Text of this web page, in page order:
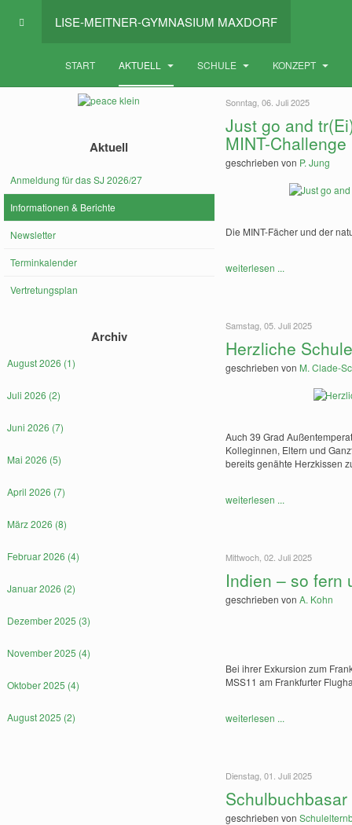
LISE-MEITNER-GYMNASIUM MAXDORF
START AKTUELL SCHULE KONZEPT
Sonntag, 06. Juli 2025
Just go and
MINT-Challenge
geschrieben von P. Jung
Die MINT-Fächer und der
weiterlesen ...
Samstag, 05. Juli 2025
Herzliche
geschrieben von M. Clade-
Auch 39 Grad
Kolleginnen, Eltern und
bereits genähte Herzkissen
weiterlesen ...
Mittwoch, 02. Juli 2025
Indien – so fern
geschrieben von A. Kohn
Bei ihrer Exkursion zum
MSS11 am Frankfurter
weiterlesen ...
Dienstag, 01. Juli 2025
geschrieben von
Aktuell
Anmeldung für das SJ 2026/27
Informationen & Berichte
Newsletter
Terminkalender
Vertretungsplan
Archiv
August 2026 (1)
Juli 2026 (2)
Juni 2026 (7)
Mai 2026 (5)
April 2026 (7)
März 2026 (8)
Februar 2026 (4)
Januar 2026 (2)
Dezember 2025 (3)
November 2025 (4)
Oktober 2025 (4)
August 2025 (2)